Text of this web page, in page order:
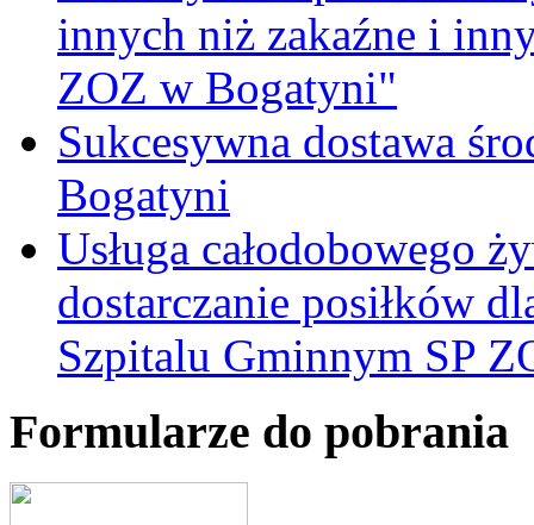
innych niż zakaźne i
ZOZ w Bogatyni"
Sukcesywna dostawa
Bogatyni
Usługa całodobowego
dostarczanie posiłków
Szpitalu Gminnym SP
Formularze do pobrania